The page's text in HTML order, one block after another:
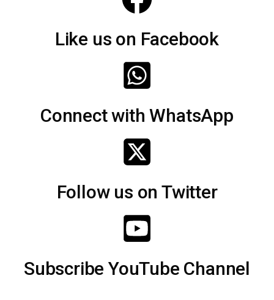
Like us on Facebook
Connect with WhatsApp
Follow us on Twitter
Subscribe YouTube Channel